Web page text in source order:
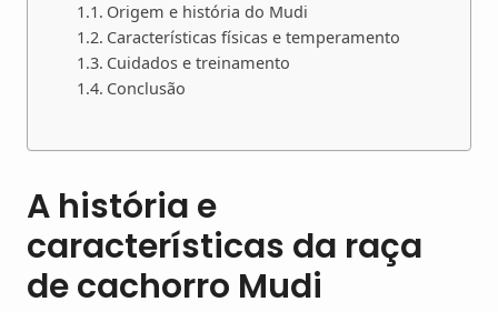
Origem e história do Mudi
Características físicas e temperamento
Cuidados e treinamento
Conclusão
A história e
características da raça
de cachorro Mudi